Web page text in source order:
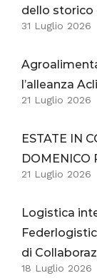
dello storico
31 Luglio 2026
l’alleanza
21 Luglio 2026
ESTATE IN
DOMENICO
21 Luglio 2026
Logistica
di
18 Luglio 2026